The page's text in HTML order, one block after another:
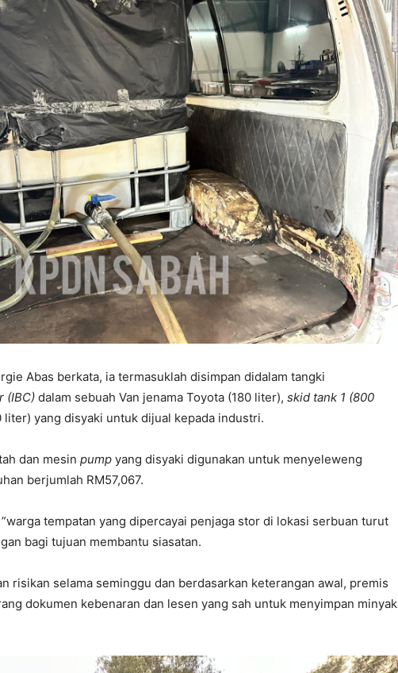
Abas berkata, ia termasuklah disimpan didalam tangki
(IBC) dalam sebuah Van jenama Toyota (180 liter), skid tank 1 (800
liter) yang disyaki untuk dijual kepada industri.
dan mesin pump yang disyaki digunakan untuk menyeleweng
berjumlah RM57,067.
tempatan yang dipercayai penjaga stor di lokasi serbuan turut
bagi tujuan membantu siasatan.
risikan selama seminggu dan berdasarkan keterangan awal, premis
dokumen kebenaran dan lesen yang sah untuk menyimpan minyak